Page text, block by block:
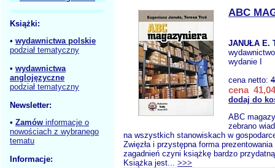
Książki:
• wydawnictwa polskie
podział tematyczny
• wydawnictwa
anglojęzyczne
podział tematyczny
Newsletter:
• Zamów informacje o
nowościach z wybranego
tematu
Informacje:
ABC
JANUŁA E.
wydanie I
cena netto:
cena
dodaj do
ABC
zebrano
na wszystkich stanowiskach w
Zwięzła i przystępna forma
zagadnień czyni książkę bardzo
Książka jest... >>>